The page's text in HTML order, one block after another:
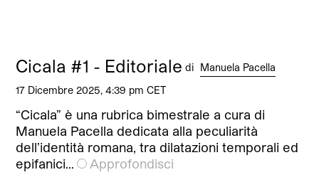
Cicala #1 - Editoriale di Manuela Pacella
17 Dicembre 2025, 4:39 pm CET
“Cicala” è una rubrica bimestrale a cura di
Manuela Pacella dedicata alla peculiarità
dell’identità romana, tra dilatazioni temporali ed
epifanici…
Approfondisci